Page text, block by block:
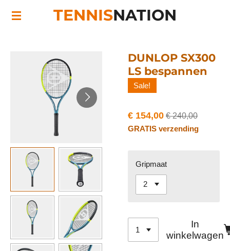
Ga
direct
hoofdinhoud
TENNISNATION
DUNLOP SX300
LS bespannen
Sale!
€ 154,00 € 240,00
GRATIS verzending
Gripmaat
In
winkelwagen